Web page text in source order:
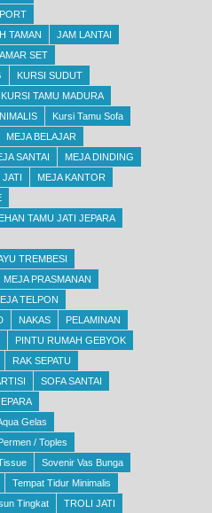
TAMAN
JAM LANTAI
SET
KURSI SUDUT
KURSI TAMU MADURA
Kursi Tamu Sofa
MEJA BELAJAR
SANTAI
MEJA DINDING
MEJA KANTOR
TAMU JATI JEPARA
TREMBESI
MEJA PRASMANAN
TELPON
NAKAS
PELAMINAN
PINTU RUMAH GEBYOK
RAK SEPATU
SOFA SANTAI
Gelas
/ Toples
Sovenir Vas Bunga
Tempat Tidur Minimalis
Tingkat
TROLI JATI